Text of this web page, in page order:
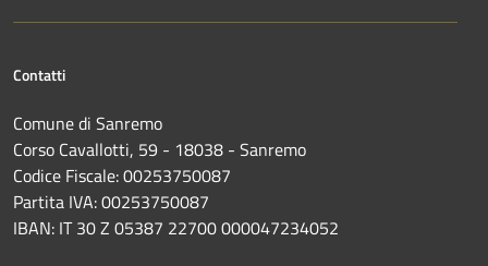
Contatti
Comune di Sanremo
Corso Cavallotti, 59 - 18038 - Sanremo
Codice Fiscale: 00253750087
Partita IVA: 00253750087
IBAN: IT 30 Z 05387 22700 000047234052